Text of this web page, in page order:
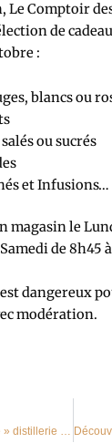
Le Comptoir
de
:
blancs ou
ou sucrés
et Infusions…
magasin le
de 8h45
est dangereux
modération.
« La quintessence » distillerie de Nicolas Schott à Harreberg